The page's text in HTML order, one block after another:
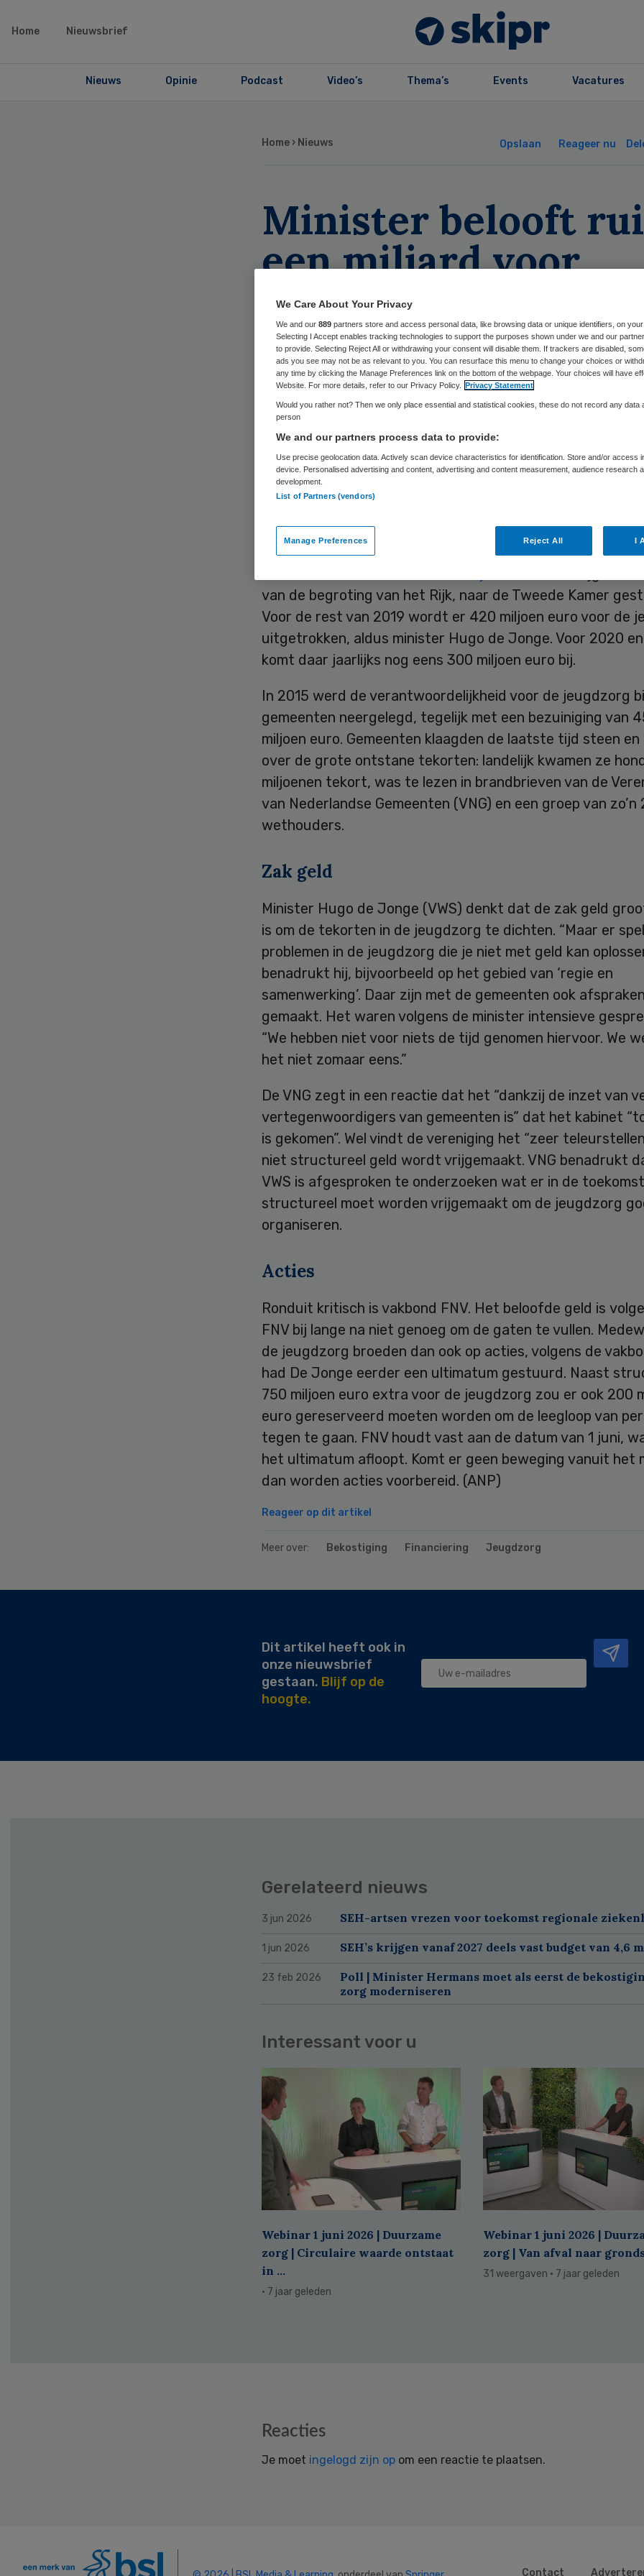
Home Nieuwsbrief
Nieuws Opinie Podcast Video’s Thema’s Events Vacatures
Home › Nieuws Opslaan Reageer nu
Minister belooft
een miljard voor
jeugdzorg
Skipr Redactie 27 mei 2019,18:01 24 keer gelezen
Minister Hugo de Jonge (Volksgezondheid) belooft meer
miljard euro extra uit te trekken voor de jeugdzorg,
drie jaar. De gemeenten zijn erover te spreken, vakbond
het niet genoeg.
Het kabinet trekt flink meer geld uit om de tekorten in de
jeugdzorg te lijf te gaan, zo laat het ministerie van
van de begroting van het Rijk, naar de Tweede Kamer
Voor de rest van 2019 wordt er 420 miljoen euro voor de
uitgetrokken, aldus minister Hugo de Jonge. Voor 2020
komt daar jaarlijks nog eens 300 miljoen euro bij.
In 2015 werd de verantwoordelijkheid voor de jeugdzorg
gemeenten neergelegd, tegelijk met een bezuiniging van
miljoen euro. Gemeenten klaagden de laatste tijd steen en
over de grote ontstane tekorten: landelijk kwamen ze
miljoenen tekort, was te lezen in brandbrieven van de
van Nederlandse Gemeenten (VNG) en een groep van zo’n
wethouders.
Zak geld
Minister Hugo de Jonge (VWS) denkt dat de zak geld
is om de tekorten in de jeugdzorg te dichten. “Maar er
problemen in de jeugdzorg die je niet met geld kan
benadrukt hij, bijvoorbeeld op het gebied van ‘regie en
samenwerking’. Daar zijn met de gemeenten ook
gemaakt. Het waren volgens de minister intensieve
“We hebben niet voor niets de tijd genomen hiervoor. We
het niet zomaar eens.”
De VNG zegt in een reactie dat het “dankzij de inzet van
vertegenwoordigers van gemeenten is” dat het kabinet
is gekomen”. Wel vindt de vereniging het “zeer
niet structureel geld wordt vrijgemaakt. VNG benadrukt
VWS is afgesproken te onderzoeken wat er in de toekomst
structureel moet worden vrijgemaakt om de jeugdzorg
organiseren.
Acties
Ronduit kritisch is vakbond FNV. Het beloofde geld is
FNV bij lange na niet genoeg om de gaten te vullen.
de jeugdzorg broeden dan ook op acties, volgens de
had De Jonge eerder een ultimatum gestuurd. Naast
750 miljoen euro extra voor de jeugdzorg zou er ook 200
euro gereserveerd moeten worden om de leegloop van
tegen te gaan. FNV houdt vast aan de datum van 1 juni,
het ultimatum afloopt. Komt er geen beweging vanuit het
dan worden acties voorbereid. (ANP)
Reageer op dit artikel
Meer over: Bekostiging Financiering Jeugdzorg
Dit artikel heeft ook in
onze nieuwsbrief
gestaan. Blijf op de
hoogte.
Gerelateerd nieuws
3 jun 2026 SEH-artsen vrezen voor toekomst regionale
1 jun 2026 SEH’s krijgen vanaf 2027 deels vast budget van 4,6
23 feb 2026
Poll | Minister Hermans moet als eerst de
zorg moderniseren
Interessant voor u
Webinar 1 juni 2026 | Duurzame
zorg | Circulaire waarde ontstaat
in ...
· 7 jaar geleden
Webinar 1 juni 2026 |
zorg | Van afval naar
31 weergaven · 7 jaar geleden
Reacties
Je moet ingelogd zijn op om een reactie te plaatsen.
Contact
We Care About Your Privacy
We and our 889 partners store and access personal data, like browsing data or unique identifiers, on your
Selecting I Accept enables tracking technologies to support the purposes shown under we and our
to provide. Selecting Reject All or withdrawing your consent will disable them. If trackers are disabled,
ads you see may not be as relevant to you. You can resurface this menu to change your choices or
any time by clicking the Manage Preferences link on the bottom of the webpage. Your choices will have
Website. For more details, refer to our Privacy Policy. Privacy Statement
Would you rather not? Then we only place essential and statistical cookies, these do not record any data
person
We and our partners process data to provide:
Use precise geolocation data. Actively scan device characteristics for identification. Store and/or access
device. Personalised advertising and content, advertising and content measurement, audience research
development.
List of Partners (vendors)
Manage Preferences Reject All I